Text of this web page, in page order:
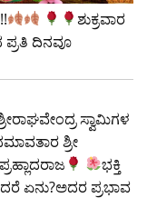
​ಶುಕ್ರವಾರ
ಪ್ರತಿ ದಿನವೂ
ಸ್ವಾಮಿಗಳ
ಶ್ರೀ
ಭಕ್ತಿ
ಏನು?ಅದರ ಪ್ರಭಾವ